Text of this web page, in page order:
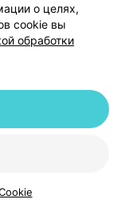
пациентам
или глюкозо-
о целях,
cookie вы
обработки